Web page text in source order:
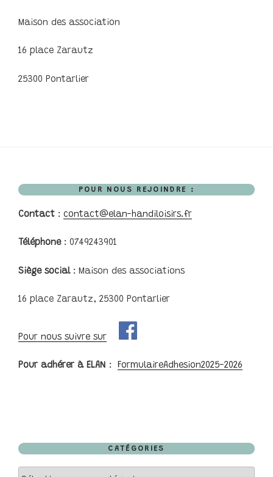
Maison des association
16 place Zarautz
25300 Pontarlier
POUR NOUS REJOINDRE :
Contact : contact@elan-handiloisirs.fr
Téléphone: 0749243901
Siège social: Maison des associations
16 place Zarautz, 25300 Pontarlier
Pour nous suivre sur
Pour adhérer à ELAN : FormulaireAdhesion2025-2026
CATÉGORIES